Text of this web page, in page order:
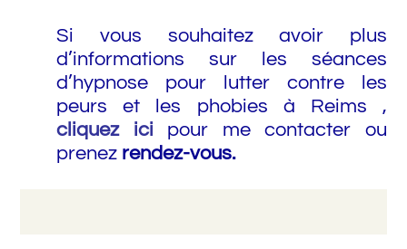
Si vous souhaitez avoir plus
d’informations sur les séances
d’hypnose pour lutter contre les
peurs et les phobies à Reims ,
cliquez ici
pour me contacter ou
prenez rendez-vous.